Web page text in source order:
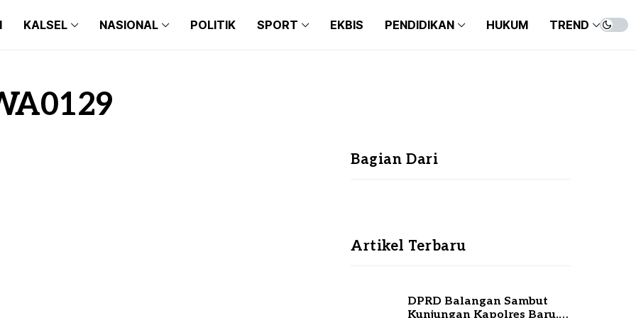
KALSEL NASIONAL POLITIK SPORT EKBIS PENDIDIKAN HUKUM TREND
Bagian Dari
Artikel Terbaru
DPRD Balangan Sambut
Kunjungan Kapolres Baru,